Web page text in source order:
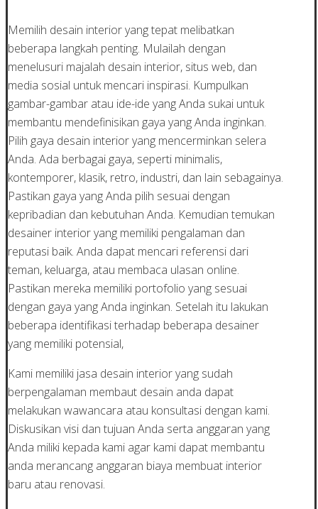
Memilih desain interior yang tepat melibatkan
beberapa langkah penting. Mulailah dengan
menelusuri majalah desain interior, situs web, dan
media sosial untuk mencari inspirasi. Kumpulkan
gambar-gambar atau ide-ide yang Anda sukai untuk
membantu mendefinisikan gaya yang Anda inginkan.
Pilih gaya desain interior yang mencerminkan selera
Anda. Ada berbagai gaya, seperti minimalis,
kontemporer, klasik, retro, industri, dan lain sebagainya.
Pastikan gaya yang Anda pilih sesuai dengan
kepribadian dan kebutuhan Anda. Kemudian temukan
desainer interior yang memiliki pengalaman dan
reputasi baik. Anda dapat mencari referensi dari
teman, keluarga, atau membaca ulasan online.
Pastikan mereka memiliki portofolio yang sesuai
dengan gaya yang Anda inginkan. Setelah itu lakukan
beberapa identifikasi terhadap beberapa desainer
yang memiliki potensial,
Kami memiliki jasa desain interior yang sudah
berpengalaman membaut desain anda dapat
melakukan wawancara atau konsultasi dengan kami.
Diskusikan visi dan tujuan Anda serta anggaran yang
Anda miliki kepada kami agar kami dapat membantu
anda merancang anggaran biaya membuat interior
baru atau renovasi.